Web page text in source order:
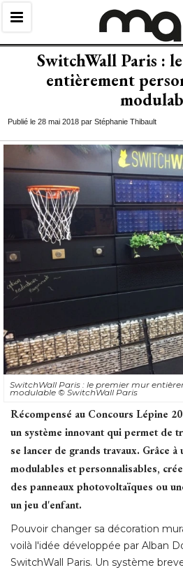
SwitchWall Paris :
entièrement
Publié le 28 mai 2018 par Stéphanie Thibault
SwitchWall Paris : le premier mur
modulable © SwitchWall Paris
Récompensé au Concours Lépine
un système innovant qui permet de
se lancer de grands travaux. Grâce à
modulables et personnalisables,
des panneaux photovoltaïques ou
un jeu d'enfant.
Pouvoir changer sa décoration
voilà l'idée développée par Alban
SwitchWall Paris. Un système